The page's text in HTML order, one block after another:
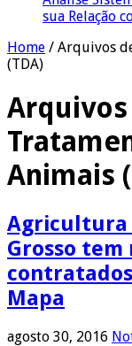
sua Relação
Home / Arquivos
(TDA)
Arquivos
Animais
Agricultura
Grosso tem
Mapa
agosto 30, 2016